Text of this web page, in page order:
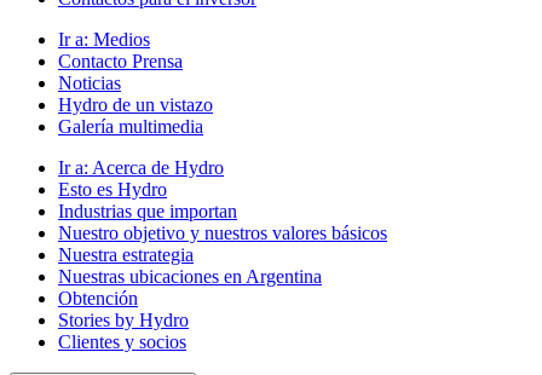
Ir a: Medios
Contacto Prensa
Noticias
Hydro de un vistazo
Galería multimedia
Ir a: Acerca de Hydro
Esto es Hydro
Industrias que importan
Nuestro objetivo y nuestros valores básicos
Nuestra estrategia
Nuestras ubicaciones en Argentina
Obtención
Stories by Hydro
Clientes y socios